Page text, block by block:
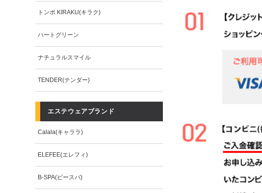
トンボ KIRAKU(キラク)
ハートグリーン
ナチュラルスマイル
TENDER(テンダー)
エステウェアブランド
Calala(キャララ)
ELEFEE(エレフィ)
B-SPA(ビースパ)